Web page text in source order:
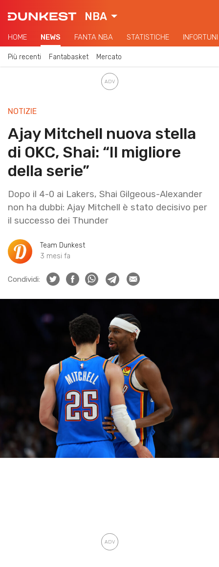
NBA
HOME NEWS FANTA NBA STATISTICHE INFORTUNI
Più recenti Fantabasket Mercato
NOTIZIE
Ajay Mitchell nuova stella
di OKC, Shai: “Il migliore
della serie”
Dopo il 4-0 ai Lakers, Shai Gilgeous-Alexander
non ha dubbi: Ajay Mitchell è stato decisivo per
il successo dei Thunder
Team Dunkest
3 mesi fa
Condividi: